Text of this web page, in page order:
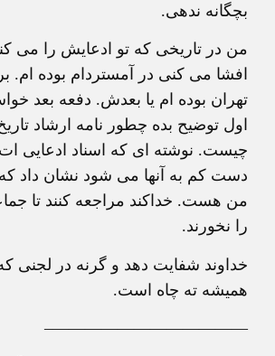
بچگانه ندهی.
من در تاریخی که تو ادعایش را می
افشا می کنی در آمستردام بوده ام.
تهران بوده ام یا بعدش. دفعه بعد
اول توضیح بده چطور نامه ارشاد
چیست. نوشته ای که اسناد ادعایی ات
دست کم به آنها می شود نشان داد
من هست. خداکند مراجعه کنند تا
را نخورند.
خداوند شفایت دهد و گرنه در لجنی
همیشه ته چاه است.
————————————–